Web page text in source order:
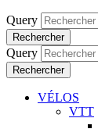
Query
Rechercher
Query
Rechercher
VÉLOS
VTT